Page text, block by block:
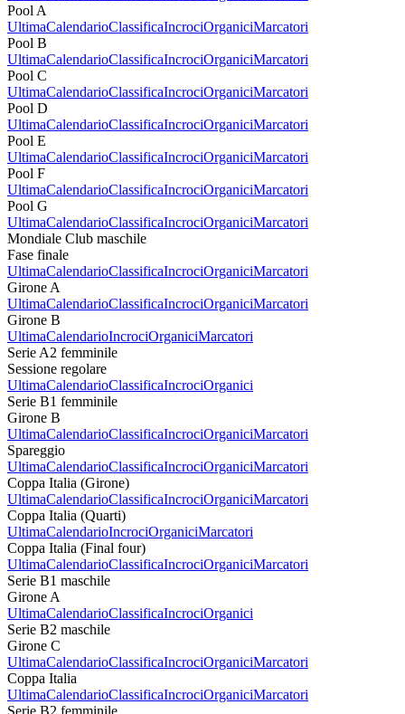
Pool A
UltimaCalendarioClassificaIncrociOrganiciMarcatori
Pool B
UltimaCalendarioClassificaIncrociOrganiciMarcatori
Pool C
UltimaCalendarioClassificaIncrociOrganiciMarcatori
Pool D
UltimaCalendarioClassificaIncrociOrganiciMarcatori
Pool E
UltimaCalendarioClassificaIncrociOrganiciMarcatori
Pool F
UltimaCalendarioClassificaIncrociOrganiciMarcatori
Pool G
UltimaCalendarioClassificaIncrociOrganiciMarcatori
Mondiale Club maschile
Fase finale
UltimaCalendarioClassificaIncrociOrganiciMarcatori
Girone A
UltimaCalendarioClassificaIncrociOrganiciMarcatori
Girone B
UltimaCalendarioIncrociOrganiciMarcatori
Serie A2 femminile
Sessione regolare
UltimaCalendarioClassificaIncrociOrganici
Serie B1 femminile
Girone B
UltimaCalendarioClassificaIncrociOrganiciMarcatori
Spareggio
UltimaCalendarioClassificaIncrociOrganiciMarcatori
Coppa Italia (Girone)
UltimaCalendarioClassificaIncrociOrganiciMarcatori
Coppa Italia (Quarti)
UltimaCalendarioIncrociOrganiciMarcatori
Coppa Italia (Final four)
UltimaCalendarioClassificaIncrociOrganiciMarcatori
Serie B1 maschile
Girone A
UltimaCalendarioClassificaIncrociOrganici
Serie B2 maschile
Girone C
UltimaCalendarioClassificaIncrociOrganiciMarcatori
Coppa Italia
UltimaCalendarioClassificaIncrociOrganiciMarcatori
Serie B2 femminile